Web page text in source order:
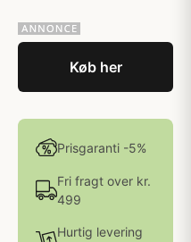
Køb her
Prisgaranti -5%
Fri fragt over kr.
499
Hurtig levering